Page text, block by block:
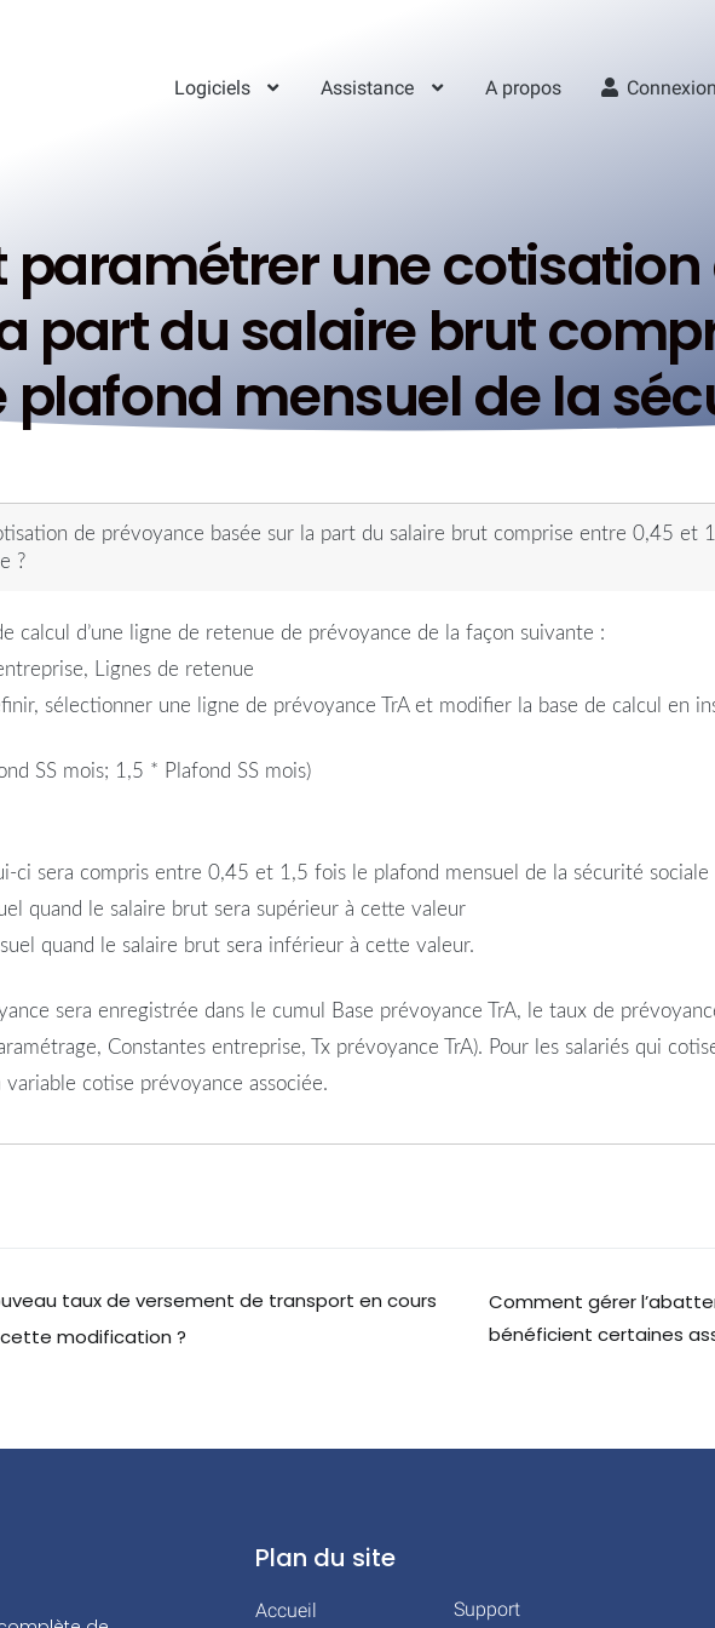
Logiciels Assistance A propos Connexion
une
part du salaire brut
plafond mensuel de la
de prévoyance basée sur la part du salaire brut comprise entre 0,45 et
?
calcul d’une ligne de retenue de prévoyance de la façon suivante :
Lignes de retenue
sélectionner une ligne de prévoyance TrA et modifier la base de calcul en
SS mois; 1,5 * Plafond SS mois)
ci sera compris entre 0,45 et 1,5 fois le plafond mensuel de la sécurité sociale
quand le salaire brut sera supérieur à cette valeur
quand le salaire brut sera inférieur à cette valeur.
sera enregistrée dans le cumul Base prévoyance TrA, le taux de
Constantes entreprise, Tx prévoyance TrA). Pour les salariés qui
variable cotise prévoyance associée.
taux de versement de transport en cours
modification ?
Comment gérer
bénéficient certaines
Plan du site
Accueil Support